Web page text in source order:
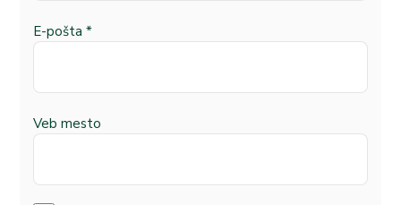
E-pošta *
Veb mesto